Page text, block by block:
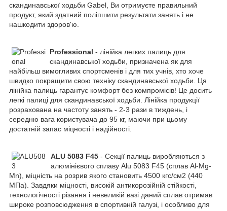
скандинавської ходьби Gabel, Ви отримуєте правильний
продукт, який здатний поліпшити результати занять і не
нашкодити здоров'ю.
Professional - лінійка легких палиць для
скандинавської ходьби, призначена як для
найбільш вимогливих спортсменів і для тих учнів, хто хоче
швидко покращити свою техніку скандинавської ходьби. Ця
лінійка палиць гарантує комфорт без компромісів! Це досить
легкі палиці для скандинавської ходьби. Лінійка продукції
розрахована на частоту занять - 2-3 рази в тиждень, і
середню вага користувача до 95 кг, маючи при цьому
достатній запас міцності і надійності.
ALU 5083 F45 - Секції палиць виробляються з
алюмінієвого сплаву Alu 5083 F45 (сплав Al-Mg-
Mn), міцність на розрив якого становить 4500 кгс/см2 (440
МПа). Завдяки міцності, високій антикорозійній стійкості,
технологічності різання і невеликій вазі даний сплав отримав
широке розповсюдження в спортивній галузі, і особливо для